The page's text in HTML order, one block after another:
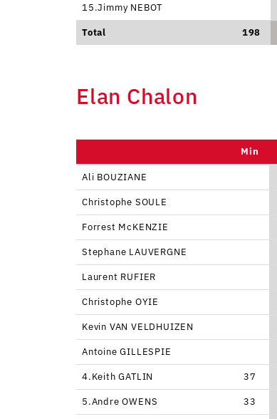
15.Jimmy NEBOT
Total 198
Elan Chalon
Min
Ali BOUZIANE
Christophe SOULE
Forrest McKENZIE
Stephane LAUVERGNE
Laurent RUFIER
Christophe OYIE
Kevin VAN VELDHUIZEN
Antoine GILLESPIE
4.Keith GATLIN 37
5.Andre OWENS 33